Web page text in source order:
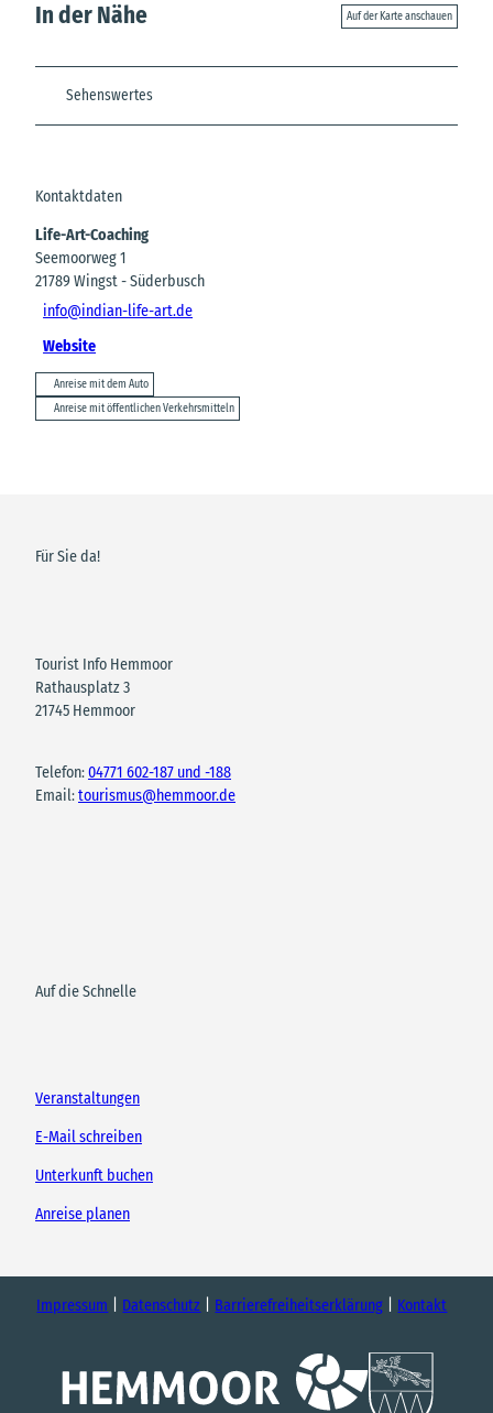
In der Nähe Auf der Karte anschauen
Sehenswertes
Kontaktdaten
Life-Art-Coaching
Seemoorweg 1
21789Wingst- Süderbusch
info@indian-life-art.de
Website
Anreise mit dem Auto
Anreise mit öffentlichen Verkehrsmitteln
Für Sie da!
Tourist Info Hemmoor
Rathausplatz 3
21745 Hemmoor
Telefon:04771 602-187 und -188
Email:tourismus@hemmoor.de
Auf die Schnelle
Veranstaltungen
E-Mail schreiben
Unterkunft buchen
Anreise planen
Impressum Datenschutz Barrierefreiheitserklärung Kontakt